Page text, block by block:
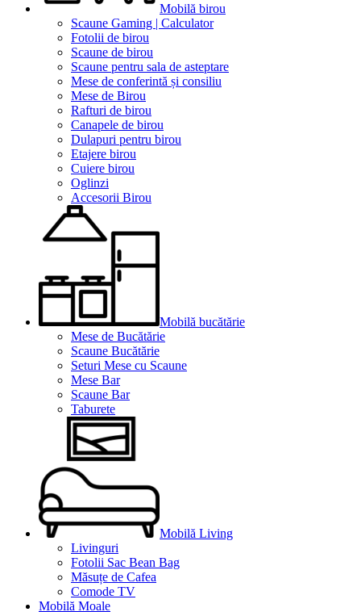
Mobilă birou
Scaune Gaming | Calculator
Fotolii de birou
Scaune de birou
Scaune pentru sala de asteptare
Mese de conferintă și consiliu
Mese de Birou
Rafturi de birou
Canapele de birou
Dulapuri pentru birou
Etajere birou
Cuiere birou
Oglinzi
Accesorii Birou
Mobilă bucătărie
Mese de Bucătărie
Scaune Bucătărie
Seturi Mese cu Scaune
Mese Bar
Scaune Bar
Taburete
Mobilă Living
Livinguri
Fotolii Sac Bean Bag
Măsuțe de Cafea
Comode TV
Mobilă Moale